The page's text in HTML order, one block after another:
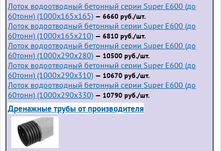
Лоток водоотводный бетонный серии Super Е600 (до
60тонн) (1000x165x165) — 6660 руб./шт.
Лоток водоотводный бетонный серии Super Е600 (до
60тонн) (1000x165x210) — 6810 руб./шт.
Лоток водоотводный бетонный серии Super Е600 (до
60тонн) (1000x290x280) — 10500 руб./шт.
Лоток водоотводный бетонный серии Super Е600 (до
60тонн) (1000x290x310) — 10670 руб./шт.
Лоток водоотводный бетонный серии Super Е600 (до
60тонн) (1000x290x330) — 10790 руб./шт.
Дренажные трубы от производителя